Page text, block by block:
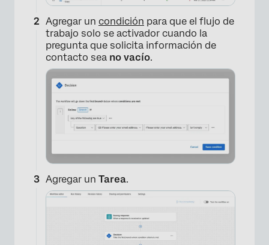
Agregar un condición para que el flujo de
trabajo solo se activador cuando la
pregunta que solicita información de
contacto sea no vacío.
Agregar un Tarea.